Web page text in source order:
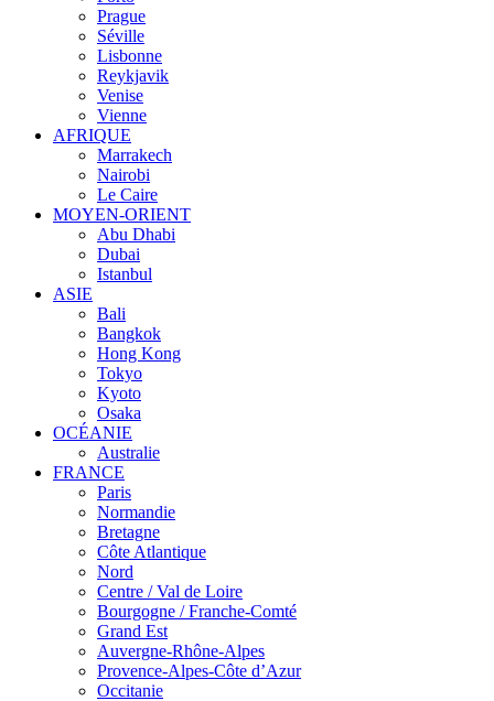
Prague
Séville
Lisbonne
Reykjavik
Venise
Vienne
AFRIQUE
Marrakech
Nairobi
Le Caire
MOYEN-ORIENT
Abu Dhabi
Dubai
Istanbul
ASIE
Bali
Bangkok
Hong Kong
Tokyo
Kyoto
Osaka
OCÉANIE
Australie
FRANCE
Paris
Normandie
Bretagne
Côte Atlantique
Nord
Centre / Val de Loire
Bourgogne / Franche-Comté
Grand Est
Auvergne-Rhône-Alpes
Provence-Alpes-Côte d’Azur
Occitanie